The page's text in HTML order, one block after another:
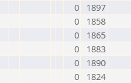
0
1897
0
1858
0
1865
0
1883
0
1890
0
1824